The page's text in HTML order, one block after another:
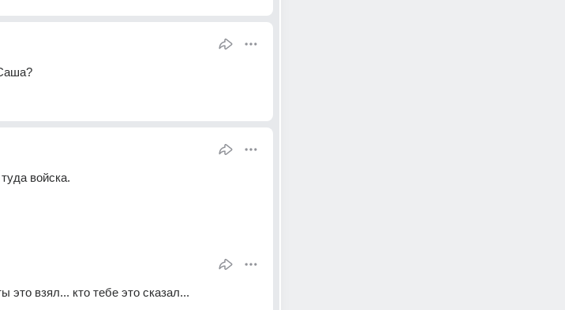
войска.
это взял... кто тебе это сказал...